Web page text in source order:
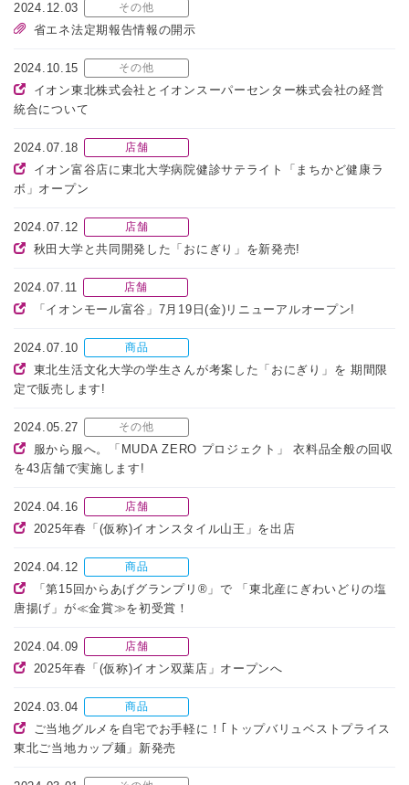
2024.12.03 その他
省エネ法定期報告情報の開示
2024.10.15 その他
イオン東北株式会社とイオンスーパーセンター株式会社の経営
統合について
2024.07.18 店舗
イオン富谷店に東北大学病院健診サテライト「まちかど健康ラ
ボ」オープン
2024.07.12 店舗
秋田大学と共同開発した「おにぎり」を新発売!
2024.07.11 店舗
「イオンモール富谷」7月19日(金)リニューアルオープン!
2024.07.10 商品
東北生活文化大学の学生さんが考案した「おにぎり」を 期間限
定で販売します!
2024.05.27 その他
服から服へ。「MUDA ZERO プロジェクト」 衣料品全般の回収
を43店舗で実施します!
2024.04.16 店舗
2025年春「(仮称)イオンスタイル山王」を出店
2024.04.12 商品
「第15回からあげグランプリ®」で 「東北産にぎわいどりの塩
唐揚げ」が≪金賞≫を初受賞！
2024.04.09 店舗
2025年春「(仮称)イオン双葉店」オープンへ
2024.03.04 商品
ご当地グルメを自宅でお手軽に！｢トップバリュベストプライス
東北ご当地カップ麺」新発売